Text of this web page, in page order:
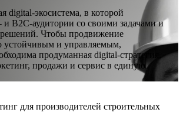
digital-экосистема, в которой
и B2C-аудитории со своими задачами и
Чтобы продвижение
устойчивым и управляемым,
продуманная digital-стратегия,
продажи и сервис в единую
для производителей строительных